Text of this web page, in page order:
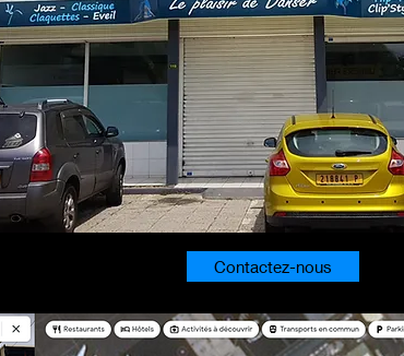
Contactez-nous